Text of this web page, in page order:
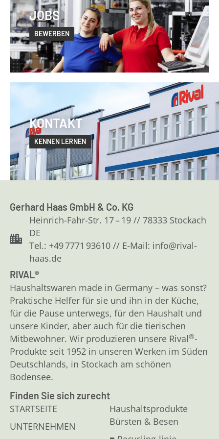
JOBS
BEWERBEN
KONTAKT
KENNEN LERNEN
Gerhard Haas GmbH & Co. KG
Heinrich-Fahr-Str. 17 – 19 // 78333 Stockach
DE
Tel.: +49 7771 93610 // E-Mail: info@rival-
haas.de
RIVAL®
Haushaltswaren made in Germany – was sonst?
Praktische Helfer für sie und ihn in der Küche,
für die Pause unterwegs, für den Haushalt und
unsere Kinder, aber auch für die tierischen
Mitbewohner. Wir produzieren unsere Rival®-
Produkte seit 1952 in unseren Werken im Süden
Deutschlands, in Stockach am schönen
Bodensee.
Finden Sie sich zurecht
STARTSEITE
UNTERNEHMEN
Haushaltsprodukte
Bürsten & Besen